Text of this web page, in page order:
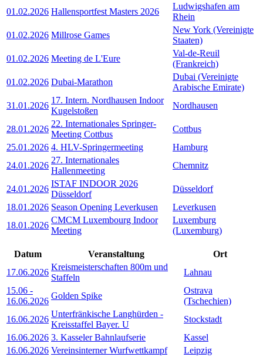
01.02.2026 Hallensportfest Masters 2026
Ludwigshafen am
Rhein
01.02.2026 Millrose Games
New York (Vereinigte
Staaten)
01.02.2026 Meeting de L'Eure
Val-de-Reuil
(Frankreich)
01.02.2026 Dubai-Marathon
Dubai (Vereinigte
Arabische Emirate)
31.01.2026
17. Intern. Nordhausen Indoor
Kugelstoßen
Nordhausen
28.01.2026
22. Internationales Springer-
Meeting Cottbus
Cottbus
25.01.2026 4. HLV-Springermeeting
Hamburg
24.01.2026
27. Internationales
Hallenmeeting
Chemnitz
24.01.2026
ISTAF INDOOR 2026
Düsseldorf
Düsseldorf
18.01.2026 Season Opening Leverkusen
Leverkusen
18.01.2026
CMCM Luxembourg Indoor
Meeting
Luxemburg
(Luxemburg)
Datum Veranstaltung
Ort
17.06.2026
Kreismeisterschaften 800m und
Staffeln
Lahnau
15.06 -
16.06.2026
Golden Spike
Ostrava
(Tschechien)
16.06.2026
Unterfränkische Langhürden -
Kreisstaffel Bayer. U
Stockstadt
16.06.2026 3. Kasseler Bahnlaufserie
Kassel
16.06.2026 Vereinsinterner Wurfwettkampf
Leipzig